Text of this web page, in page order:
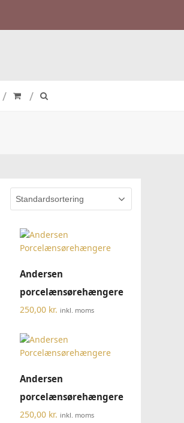
Andersen
porcelænsørehængere
250,00 kr. inkl. moms
Andersen
porcelænsørehængere
250,00 kr. inkl. moms